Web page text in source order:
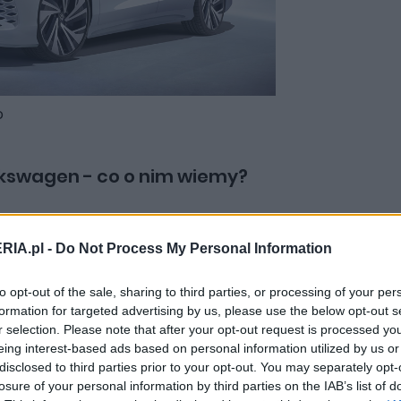
- Do Not Process My Personal Information
opt-out of the sale, sharing to third parties, or processing of your
for targeted advertising by us, please use the below opt-out
selection. Please note that after your opt-out request is processed
interest-based ads based on personal information utilized by us
to third parties prior to your opt-out. You may separately
of your personal information by third parties on the IAB’s list of
- co o nim wiemy?
samochodem są bardzo
egzemplarze jeżdżą już po
weryfikowane. Niemcy dość
Tył wygląda niczym żywcem wyjęty z
Passata.
this Tweet.